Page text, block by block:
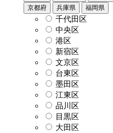
京都府
兵庫県 福岡県
千代田区
中央区
港区
新宿区
文京区
台東区
墨田区
江東区
品川区
目黒区
大田区